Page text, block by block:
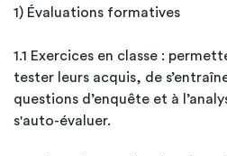
1) Évaluations formatives
1.1 Exercices en classe :
tester leurs acquis, de
questions d’enquête et à
s'auto-évaluer.